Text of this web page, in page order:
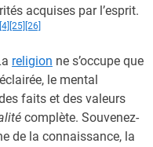
acquises par l’esprit.
[4] [25] [26]
religion ne s’occupe que
le mental
faits et des valeurs
complète. Souvenez-
de la connaissance, la